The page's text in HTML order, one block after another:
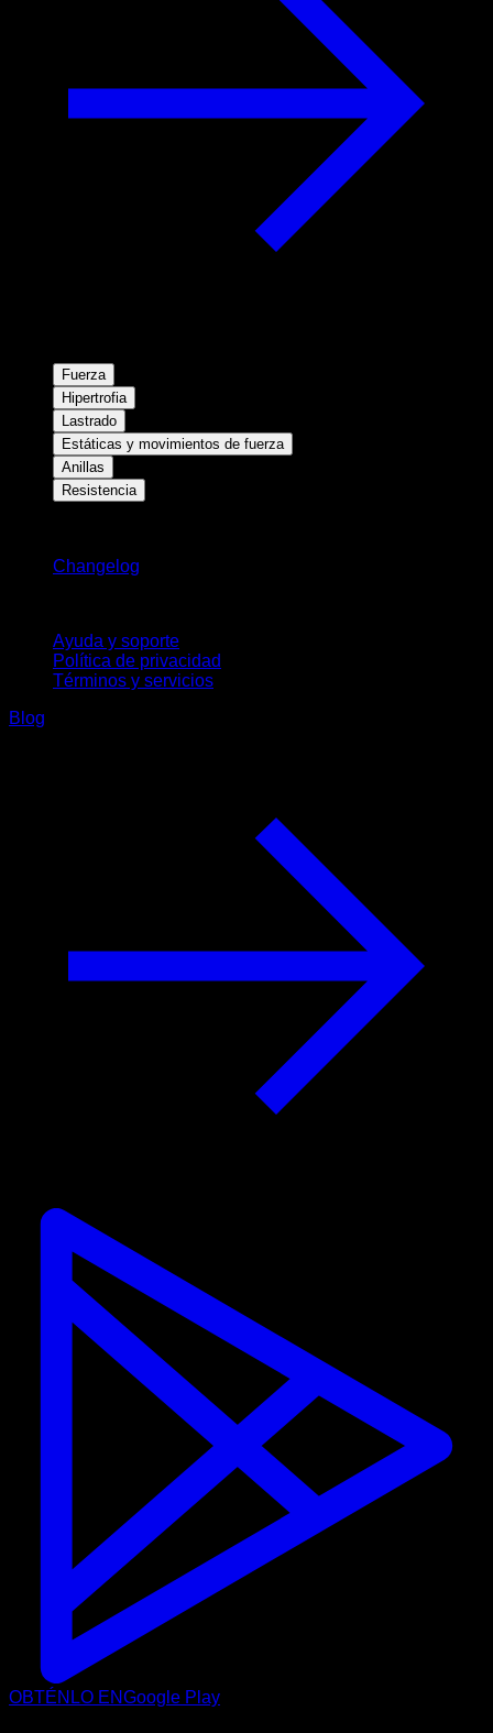
Fuerza
Hipertrofia
Lastrado
Estáticas y movimientos de fuerza
Anillas
Resistencia
Changelog
Ayuda y soporte
Política de privacidad
Términos y servicios
Blog
OBTÉNLO ENGoogle Play